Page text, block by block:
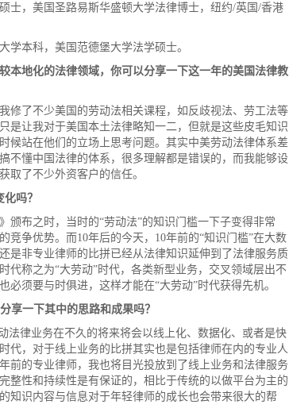
士，美国圣路易斯华盛顿大学法律博士，纽约/英国/香港
学本科，美国范德堡大学法学硕士。
本地化的法律领域，你可以分享一下这一年的美国法律教
修了不少美国的劳动法相关课程，如反歧视法、劳工法等
是让我对于美国本土法律略知一二，但就是这些皮毛知识
候站在他们的立场上思考问题。其实中美劳动法律体系差
不懂中国法律的体系，很多理解都是错误的，而我能够设
取了不少外资客户的信任。
吗？
颁布之时，当时的“劳动法”的知识门槛一下子变得非常
争优势。而10年后的今天，10年前的“知识门槛”在大数
是非专业律师的比拼已经从法律知识延伸到了法律服务质
代称之为“大劳动”时代，各类新型业务，交叉领域层出不
须要与时俱进，这样才能在“大劳动”时代获得先机。
享一下其中的思路和成果吗？
法律业务在不久的将来将会以线上化、数据化、或者是快
代，对于线上业务的比拼其实也是包括律师在内的专业人
前的专业律师，我也将目光投放到了线上业务和法律服务
整性和持续性是有保证的，相比于传统的以做平台为主的
知识内容与信息对于年轻律师的成长也会带来很大的帮